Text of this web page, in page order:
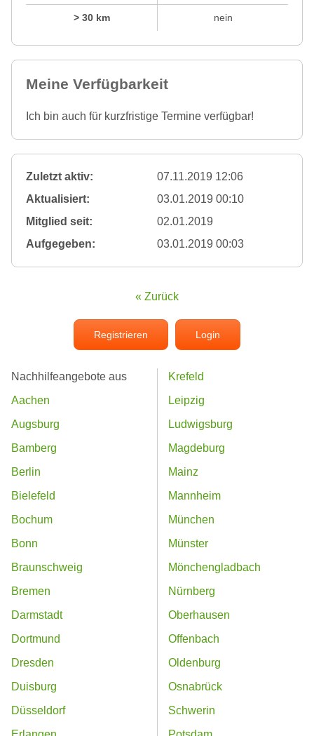
> 30 km nein
Meine Verfügbarkeit
Ich bin auch für kurzfristige Termine verfügbar!
Zuletzt aktiv:
07.11.2019 12:06
Aktualisiert:
03.01.2019 00:10
Mitglied seit:
02.01.2019
Aufgegeben:
03.01.2019 00:03
« Zurück
Registrieren Login
Nachhilfeangebote aus
Aachen
Augsburg
Bamberg
Berlin
Bielefeld
Bochum
Bonn
Braunschweig
Bremen
Darmstadt
Dortmund
Dresden
Duisburg
Düsseldorf
Krefeld
Leipzig
Ludwigsburg
Magdeburg
Mainz
Mannheim
München
Münster
Mönchengladbach
Nürnberg
Oberhausen
Offenbach
Oldenburg
Osnabrück
Schwerin